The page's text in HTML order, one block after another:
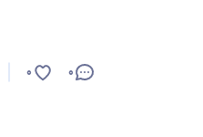
0
0